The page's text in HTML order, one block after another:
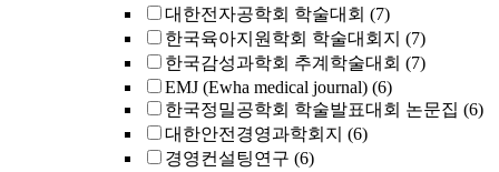
대한전자공학회 학술대회 (7)
한국육아지원학회 학술대회지 (7)
한국감성과학회 추계학술대회 (7)
EMJ (Ewha medical journal) (6)
한국정밀공학회 학술발표대회 논문집 (6)
대한안전경영과학회지 (6)
경영컨설팅연구 (6)